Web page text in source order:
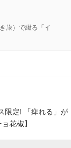
旅）で綴る「イ
限定! 「痺れる」が
花椒】